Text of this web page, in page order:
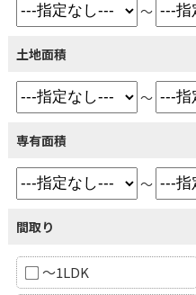
～
土地面積
～
専有面積
～
間取り
～1LDK